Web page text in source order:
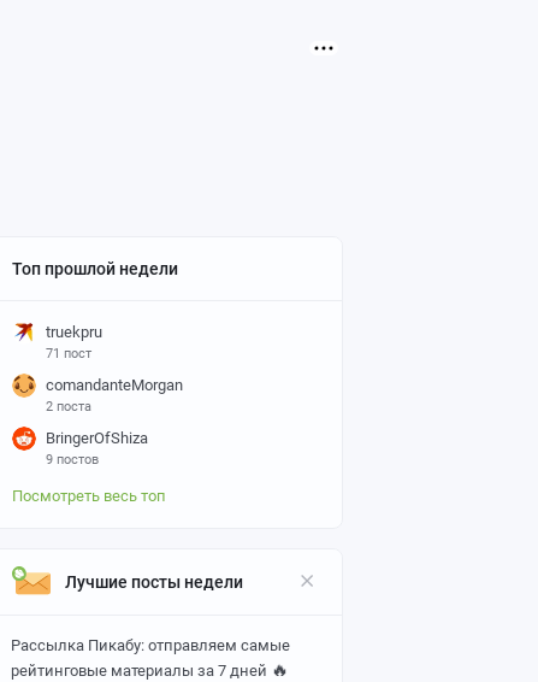
Топ прошлой недели
truekpru
71 пост
comandanteMorgan
2 поста
BringerOfShiza
9 постов
Посмотреть весь топ
Лучшие посты недели
Рассылка Пикабу: отправляем самые
рейтинговые материалы за 7 дней 🔥